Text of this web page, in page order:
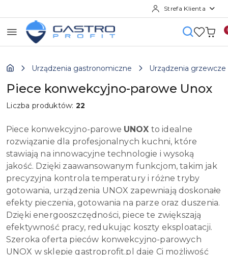
Strefa Klienta
Urządzenia gastronomiczne Urządzenia grzewcze
Piece konwekcyjno-parowe Unox
Liczba produktów:22
Piece konwekcyjno-parowe UNOX to idealne
rozwiązanie dla profesjonalnych kuchni, które
stawiają na innowacyjne technologie i wysoką
jakość. Dzięki zaawansowanym funkcjom, takim jak
precyzyjna kontrola temperatury i różne tryby
gotowania, urządzenia UNOX zapewniają doskonałe
efekty pieczenia, gotowania na parze oraz duszenia.
Dzięki energooszczędności, piece te zwiększają
efektywność pracy, redukując koszty eksploatacji.
Szeroka oferta pieców konwekcyjno-parowych
UNOX w sklepie gastroprofit.pl daje Ci możliwość